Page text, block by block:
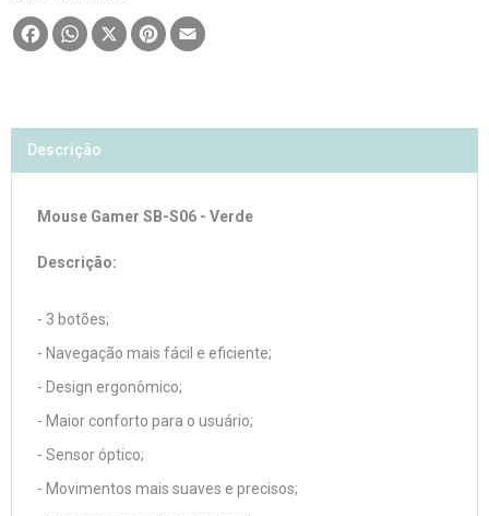
FacebookWhatsApp
X Pinterest
Descrição
Mouse Gamer SB-S06 - Verde
Descrição:
- 3 botões;
- Navegação mais fácil e eficiente;
- Design ergonômico;
- Maior conforto para o usuário;
- Sensor óptico;
- Movimentos mais suaves e precisos;